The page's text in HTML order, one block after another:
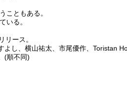
こともある。
いる。
ース。
し、横山祐太、市尾優作、Toristan
(順不同)